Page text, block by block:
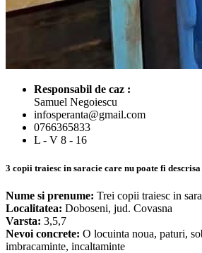
Responsabil de caz :
Samuel Negoiescu
infosperanta@gmail.com
0766365833
L - V 8 - 16
3 copii traiesc in saracie care nu poate fi descrisa
Nume si prenume: Trei copii traiesc in
Localitatea: Doboseni, jud. Covasna
Varsta: 3,5,7
Nevoi concrete: O locuinta noua, paturi,
imbracaminte, incaltaminte